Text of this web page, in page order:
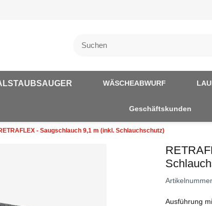
WÄSCHEABWURF
Geschäftskunden
- Saugschlauch 9,1 m (inkl. Schlauchschutz)
Ausführung